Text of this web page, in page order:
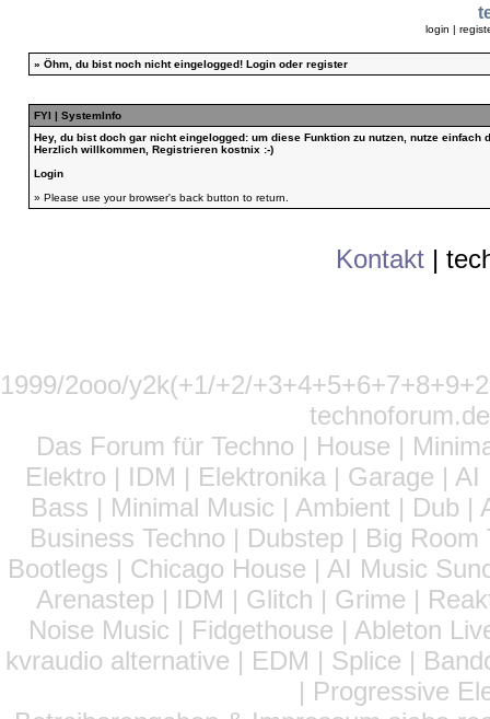
login |
» Öhm, du bist noch nicht eingelogged! Loginoder register
FYI | SystemInfo
Hey, du bist doch gar nicht eingelogged: um diese Funktion zu nutzen, nutze
Herzlich willkommen, Registrieren kostnix :-)
Login
» Please use your browser's back button to return.
Kontakt |
1999/2ooo/y2k(+1/+2/
Das Forum für Techno | House |
Elektro | IDM | Elektronika | Garage |
Bass | Minimal Music | Ambient | Dub
Business Techno | Dubstep | Big
Bootlegs | Chicago House | AI Music
Arenastep | IDM | Glitch | Grime |
Noise Music | Fidgethouse | Ableton
kvraudio alternative | EDM | Splice |
| Progressive